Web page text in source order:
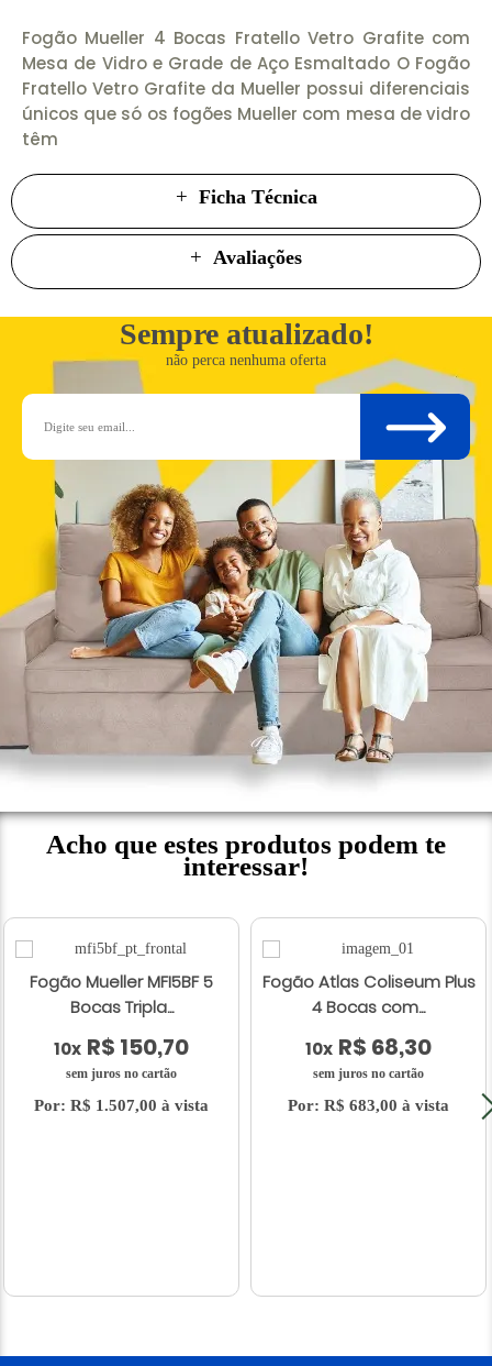
Fogão Mueller 4 Bocas Fratello Vetro Grafite com
Mesa de Vidro e Grade de Aço Esmaltado O Fogão
Fratello Vetro Grafite da Mueller possui diferenciais
únicos que só os fogões Mueller com mesa de vidro
têm
Ficha Técnica
Avaliações
Sempre atualizado!
não perca nenhuma oferta
Acho que estes produtos podem te
interessar!
Fogão Mueller MFI5BF 5
Bocas Tripla...
10x R$ 150,70
sem juros no cartão
Por: R$ 1.507,00 à vista
Fogão Atlas Coliseum Plus
4 Bocas com...
10x R$ 68,30
sem juros no cartão
Por: R$ 683,00 à vista